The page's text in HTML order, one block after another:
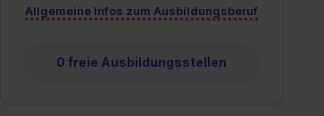
Allgemeine Infos zum Ausbildungsberuf
0 freie Ausbildungsstellen